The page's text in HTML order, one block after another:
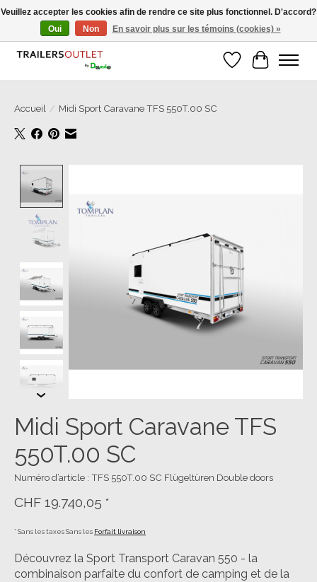
Grosse Auswahl an Anhänger direkt vom Hersteller!
Liste dePanier
Accueil / Midi Sport Caravane TFS 550T.00 SC
Midi Sport Caravane TFS
550T.00 SC
Numéro d’article : TFS 550T.00 SC Flügeltüren Double doors
CHF 19.740,05 *
* Sans les taxes Sans les Forfait livraison
Découvrez la Sport Transport Caravan 550 - la
combinaison parfaite du confort de camping et de la
Veuillez accepter les cookies afin de rendre ce site plus fonctionnel. D'accord?
Oui
Non En savoir plus sur les témoins (cookies) »